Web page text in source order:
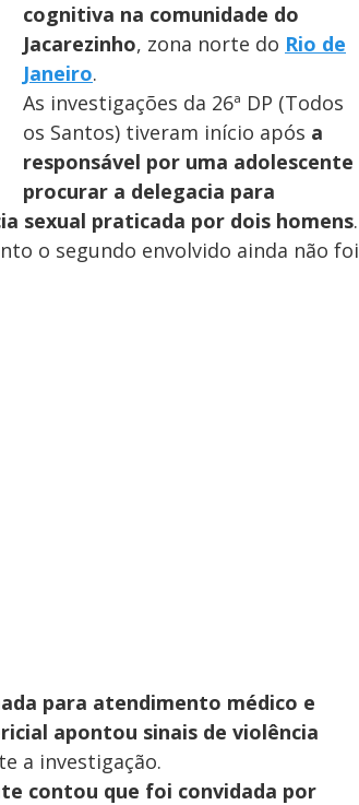
cognitiva na comunidade do
Jacarezinho, zona norte do Rio de
Janeiro.
As investigações da 26ª DP (Todos
os Santos) tiveram início após a
responsável por uma adolescente
procurar a delegacia para
sexual praticada por dois homens.
o segundo envolvido ainda não foi
para atendimento médico e
apontou sinais de violência
a investigação.
contou que foi convidada por